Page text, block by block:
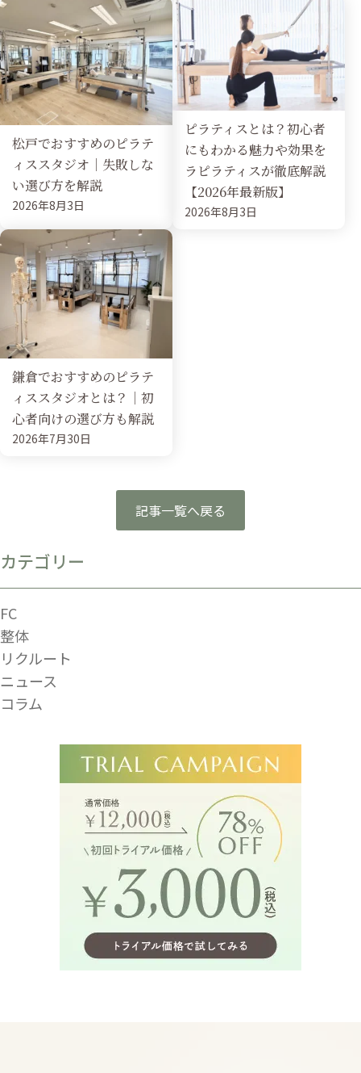
松戸でおすすめのピラテ
ィススタジオ｜失敗しな
い選び方を解説
2026年8月3日
ピラティスとは？初心者
にもわかる魅力や効果を
ラピラティスが徹底解説
【2026年最新版】
2026年8月3日
鎌倉でおすすめのピラテ
ィススタジオとは？｜初
心者向けの選び方も解説
2026年7月30日
記事一覧へ戻る
カテゴリー
FC
整体
リクルート
ニュース
コラム